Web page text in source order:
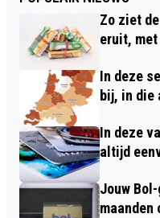
Zo ziet
eruit, met
In deze
bij, in die
In deze
altijd
Jouw
maanden